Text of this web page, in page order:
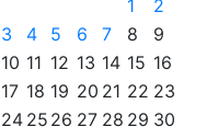
1
2
3
4 5 6 7 8
9
10 11 12 13 14 15 16
17 18 19 20 21 22 23
24 25 26 27 28 29 30